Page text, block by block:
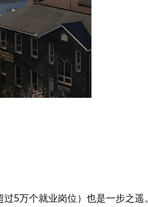
5万个就业岗位）也是一步之遥。